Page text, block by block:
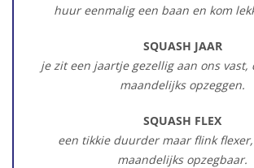
huur eenmalig een baan en kom
SQUASH JAAR
je zit een jaartje gezellig aan ons vast,
maandelijks opzeggen.
SQUASH FLEX
een tikkie duurder maar flink
maandelijks opzegbaar.